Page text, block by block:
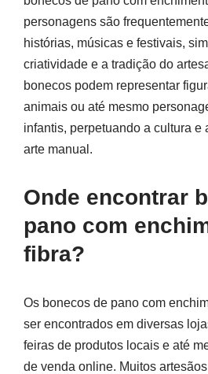
personagens são
histórias, músicas e festivais,
criatividade e a tradição do
bonecos podem representar
animais ou até mesmo
infantis, perpetuando a cultura e
arte manual.
Onde encontrar
pano com
fibra?
Os bonecos de pano com
ser encontrados em diversas
feiras de produtos locais e até
de venda online. Muitos